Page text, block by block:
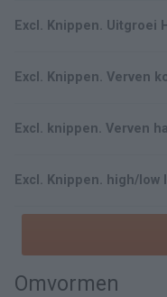
Omvormen